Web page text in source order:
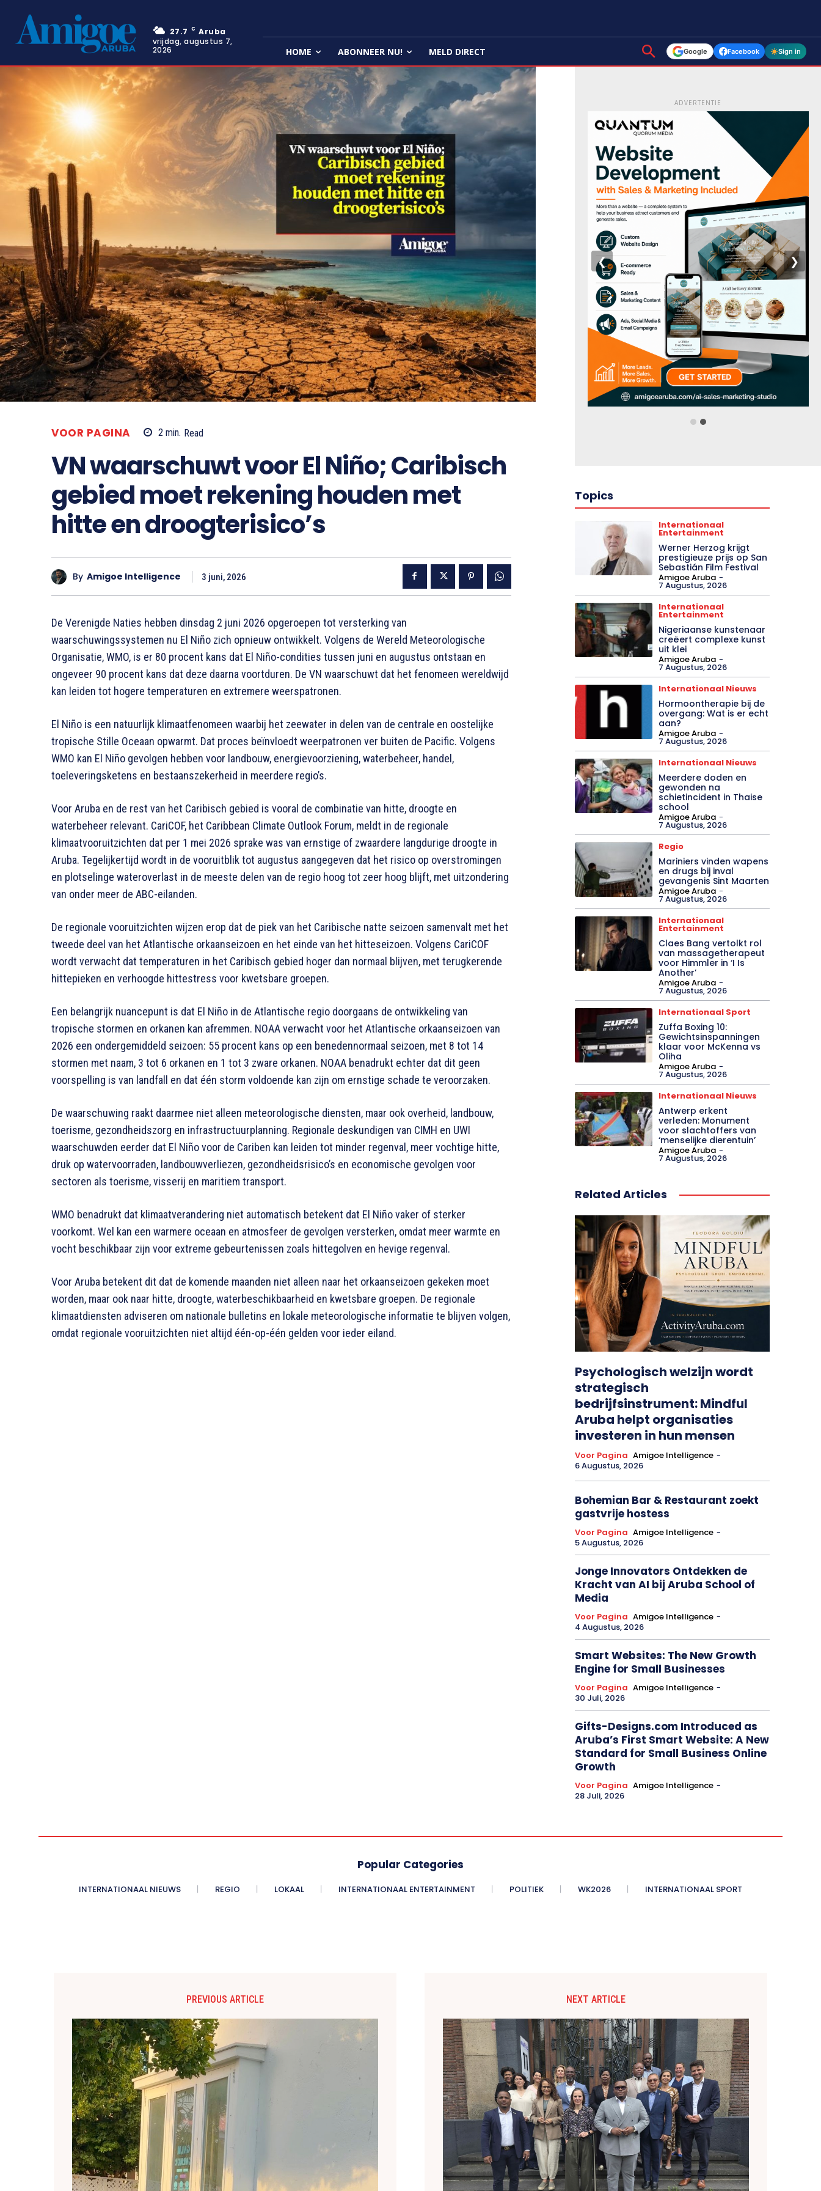
27.7 C Aruba
vrijdag, augustus 7,
2026
HOME ABONNEER NU! MELD DIRECT Google Facebook Sign in
VOOR PAGINA 2 min. Read
VN waarschuwt voor El Niño; Caribisch
gebied moet rekening houden met
hitte en droogterisico’s
By Amigoe Intelligence 3 juni, 2026
De Verenigde Naties hebben dinsdag 2 juni 2026 opgeroepen tot versterking van
waarschuwingssystemen nu El Niño zich opnieuw ontwikkelt. Volgens de Wereld Meteorologische
Organisatie, WMO, is er 80 procent kans dat El Niño-condities tussen juni en augustus ontstaan en
ongeveer 90 procent kans dat deze daarna voortduren. De VN waarschuwt dat het fenomeen wereldwijd
kan leiden tot hogere temperaturen en extremere weerspatronen.
El Niño is een natuurlijk klimaatfenomeen waarbij het zeewater in delen van de centrale en oostelijke
tropische Stille Oceaan opwarmt. Dat proces beïnvloedt weerpatronen ver buiten de Pacific. Volgens
WMO kan El Niño gevolgen hebben voor landbouw, energievoorziening, waterbeheer, handel,
toeleveringsketens en bestaanszekerheid in meerdere regio’s.
Voor Aruba en de rest van het Caribisch gebied is vooral de combinatie van hitte, droogte en
waterbeheer relevant. CariCOF, het Caribbean Climate Outlook Forum, meldt in de regionale
klimaatvooruitzichten dat per 1 mei 2026 sprake was van ernstige of zwaardere langdurige droogte in
Aruba. Tegelijkertijd wordt in de vooruitblik tot augustus aangegeven dat het risico op overstromingen
en plotselinge wateroverlast in de meeste delen van de regio hoog tot zeer hoog blijft, met uitzondering
van onder meer de ABC-eilanden.
De regionale vooruitzichten wijzen erop dat de piek van het Caribische natte seizoen samenvalt met het
tweede deel van het Atlantische orkaanseizoen en het einde van het hitteseizoen. Volgens CariCOF
wordt verwacht dat temperaturen in het Caribisch gebied hoger dan normaal blijven, met terugkerende
hittepieken en verhoogde hittestress voor kwetsbare groepen.
Een belangrijk nuancepunt is dat El Niño in de Atlantische regio doorgaans de ontwikkeling van
tropische stormen en orkanen kan afremmen. NOAA verwacht voor het Atlantische orkaanseizoen van
2026 een ondergemiddeld seizoen: 55 procent kans op een benedennormaal seizoen, met 8 tot 14
stormen met naam, 3 tot 6 orkanen en 1 tot 3 zware orkanen. NOAA benadrukt echter dat dit geen
voorspelling is van landfall en dat één storm voldoende kan zijn om ernstige schade te veroorzaken.
De waarschuwing raakt daarmee niet alleen meteorologische diensten, maar ook overheid, landbouw,
toerisme, gezondheidszorg en infrastructuurplanning. Regionale deskundigen van CIMH en UWI
waarschuwden eerder dat El Niño voor de Cariben kan leiden tot minder regenval, meer vochtige hitte,
druk op watervoorraden, landbouwverliezen, gezondheidsrisico’s en economische gevolgen voor
sectoren als toerisme, visserij en maritiem transport.
WMO benadrukt dat klimaatverandering niet automatisch betekent dat El Niño vaker of sterker
voorkomt. Wel kan een warmere oceaan en atmosfeer de gevolgen versterken, omdat meer warmte en
vocht beschikbaar zijn voor extreme gebeurtenissen zoals hittegolven en hevige regenval.
Voor Aruba betekent dit dat de komende maanden niet alleen naar het orkaanseizoen gekeken moet
worden, maar ook naar hitte, droogte, waterbeschikbaarheid en kwetsbare groepen. De regionale
klimaatdiensten adviseren om nationale bulletins en lokale meteorologische informatie te blijven volgen,
omdat regionale vooruitzichten niet altijd één-op-één gelden voor ieder eiland.
ADVERTENTIE
❮ ❯
Topics
Internationaal
Entertainment
Werner Herzog krijgt
prestigieuze prijs op San
Sebastián Film Festival
Amigoe Aruba -
7 Augustus, 2026
Internationaal
Entertainment
Nigeriaanse kunstenaar
creëert complexe kunst
uit klei
Amigoe Aruba -
7 Augustus, 2026
Internationaal Nieuws
Hormoontherapie bij de
overgang: Wat is er echt
aan?
Amigoe Aruba -
7 Augustus, 2026
Internationaal Nieuws
Meerdere doden en
gewonden na
schietincident in Thaise
school
Amigoe Aruba -
7 Augustus, 2026
Regio
Mariniers vinden wapens
en drugs bij inval
gevangenis Sint Maarten
Amigoe Aruba -
7 Augustus, 2026
Internationaal
Entertainment
Claes Bang vertolkt rol
van massagetherapeut
voor Himmler in ‘I Is
Another’
Amigoe Aruba -
7 Augustus, 2026
Internationaal Sport
Zuffa Boxing 10:
Gewichtsinspanningen
klaar voor McKenna vs
Oliha
Amigoe Aruba -
7 Augustus, 2026
Internationaal Nieuws
Antwerp erkent
verleden: Monument
voor slachtoffers van
‘menselijke dierentuin’
Amigoe Aruba -
7 Augustus, 2026
Related Articles
Psychologisch welzijn wordt
strategisch
bedrijfsinstrument: Mindful
Aruba helpt organisaties
investeren in hun mensen
Voor Pagina Amigoe Intelligence -
6 Augustus, 2026
Bohemian Bar & Restaurant zoekt
gastvrije hostess
Voor Pagina Amigoe Intelligence -
5 Augustus, 2026
Jonge Innovators Ontdekken de
Kracht van AI bij Aruba School of
Media
Voor Pagina Amigoe Intelligence -
4 Augustus, 2026
Smart Websites: The New Growth
Engine for Small Businesses
Voor Pagina Amigoe Intelligence -
30 Juli, 2026
Gifts-Designs.com Introduced as
Aruba’s First Smart Website: A New
Standard for Small Business Online
Growth
Voor Pagina Amigoe Intelligence -
28 Juli, 2026
Popular Categories
INTERNATIONAAL NIEUWS REGIO LOKAAL INTERNATIONAAL ENTERTAINMENT POLITIEK WK2026 INTERNATIONAAL SPORT
PREVIOUS ARTICLE NEXT ARTICLE